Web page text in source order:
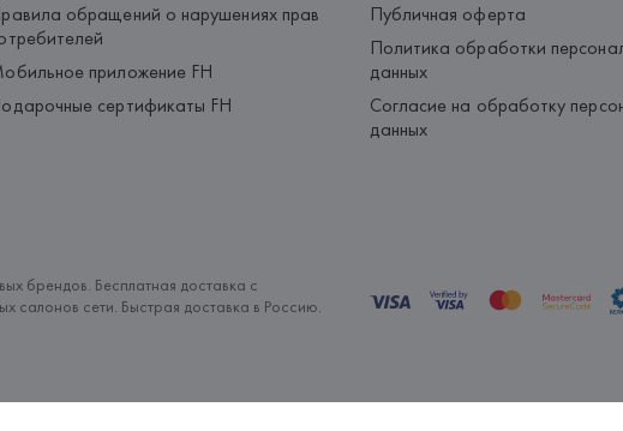
обращений о нарушениях прав
приложение FH
сертификаты FH
Публичная оферта
Политика обработки
данных
Согласие на обработку
данных
брендов. Бесплатная доставка с
салонов сети. Быстрая доставка в Россию.